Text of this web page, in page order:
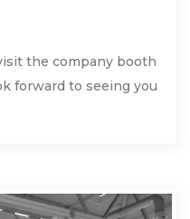
the company booth
forward to seeing you